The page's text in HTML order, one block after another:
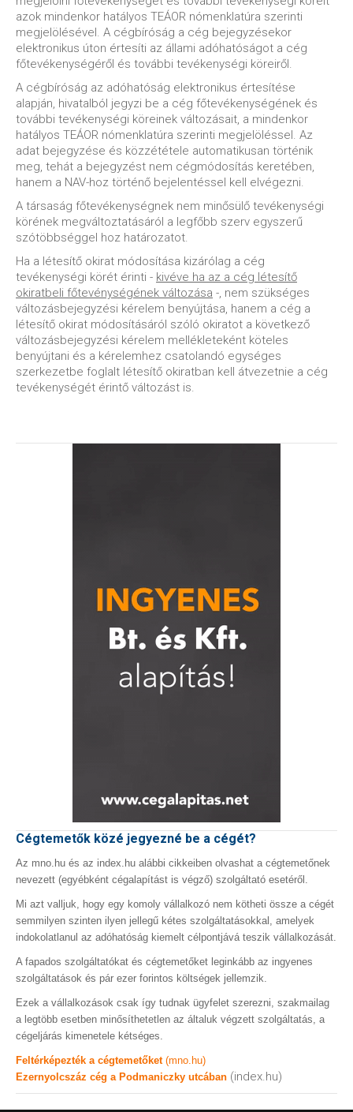
azok mindenkor hatályos TEÁOR nómenklatúra szerinti
megjelölésével. A cégbíróság a cég bejegyzésekor
elektronikus úton értesíti az állami adóhatóságot a cég
főtevékenységéről és további tevékenységi köreiről.
A cégbíróság az adóhatóság elektronikus értesítése
alapján, hivatalból jegyzi be a cég főtevékenységének és
további tevékenységi köreinek változásait, a mindenkor
hatályos TEÁOR nómenklatúra szerinti megjelöléssel. Az
adat bejegyzése és közzététele automatikusan történik
meg, tehát a bejegyzést nem cégmódosítás keretében,
hanem a NAV-hoz történő bejelentéssel kell elvégezni.
A társaság főtevékenységnek nem minősülő tevékenységi
körének megváltoztatásáról a legfőbb szerv egyszerű
szótöbbséggel hoz határozatot.
Ha a létesítő okirat módosítása kizárólag a cég
tevékenységi körét érinti - kivéve ha az a cég létesítő
okiratbeli főtevénységének változása -, nem szükséges
változásbejegyzési kérelem benyújtása, hanem a cég a
létesítő okirat módosításáról szóló okiratot a következő
változásbejegyzési kérelem mellékleteként köteles
benyújtani és a kérelemhez csatolandó egységes
szerkezetbe foglalt létesítő okiratban kell átvezetnie a cég
tevékenységét érintő változást is.
Cégtemetők közé jegyezné be a cégét?
Az mno.hu és az index.hu alábbi cikkeiben olvashat a cégtemetőnek
nevezett (egyébként cégalapítást is végző) szolgáltató esetéről.
Mi azt valljuk, hogy egy komoly vállalkozó nem kötheti össze a cégét
semmilyen szinten ilyen jellegű kétes szolgáltatásokkal, amelyek
indokolatlanul az adóhatóság kiemelt célpontjává teszik vállalkozását.
A fapados szolgáltatókat és cégtemetőket leginkább az ingyenes
szolgáltatások és pár ezer forintos költségek jellemzik.
Ezek a vállalkozások csak így tudnak ügyfelet szerezni, szakmailag
a legtöbb esetben minősíthetetlen az általuk végzett szolgáltatás, a
cégeljárás kimenetele kétséges.
Feltérképezték a cégtemetőket (mno.hu)
Ezernyolcszáz cég a Podmaniczky utcában (index.hu)